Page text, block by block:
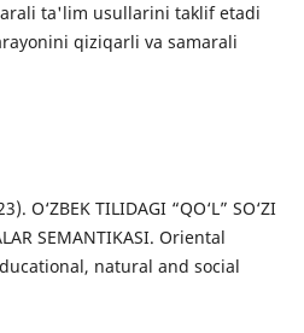
ta'lim usullarini taklif etadi
qiziqarli va samarali
O‘ZBEK TILIDAGI “QO‘L” SO‘ZI
SEMANTIKASI. Oriental
natural and social